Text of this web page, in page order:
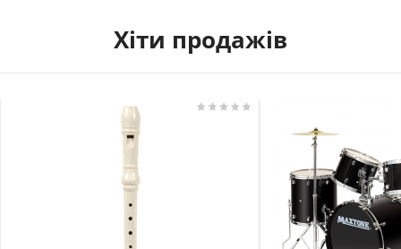
Хіти продажів